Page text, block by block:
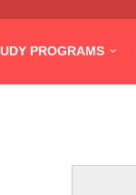
PROGRAMS